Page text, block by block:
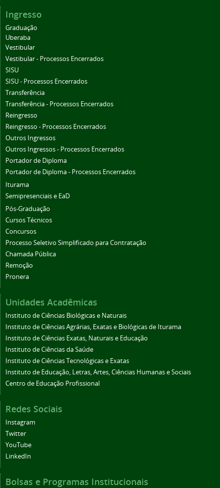
Ingresso
Graduação
Uberaba
Vestibular
Vestibular - Processos Encerrados
SISU
SISU - Processos Encerrados
Transferência
Transferência - Processos Encerrados
Reingresso
Reingresso - Processos Encerrados
Outros Ingressos
Outros Ingressos - Processos Encerrados
Portador de Diploma
Portador de Diploma - Processos Encerrados
Iturama
Semipresenciais e EaD
Pós-Graduação
Cursos Técnicos
Concursos
Processo Seletivo Simplificado para Contratação
Chamada Pública
Remoção
Pronera
Unidades Acadêmicas
Instituto de Ciências Biológicas e Naturais
Instituto de Ciências Agrárias, Exatas e Biológicas de Iturama
Instituto de Ciências Exatas, Naturais e Educação
Instituto de Ciências da Saúde
Instituto de Ciências Tecnológicas e Exatas
Instituto de Educação, Letras, Artes, Ciências Humanas e Sociais
Centro de Educação Profissional
Redes Sociais
Instagram
Twitter
YouTube
LinkedIn
Bolsas e Programas Institucionais